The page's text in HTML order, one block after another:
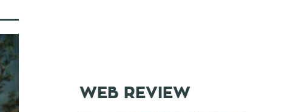
WEB REVIEW